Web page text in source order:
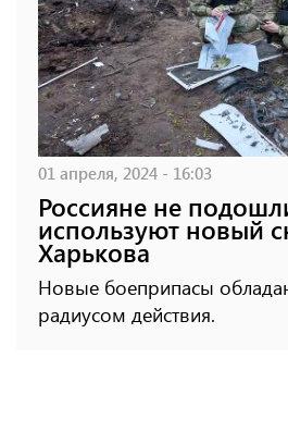
01 апреля, 2024 - 16:03
Россияне не
используют новый
Харькова
Новые боеприпасы
радиусом действия.